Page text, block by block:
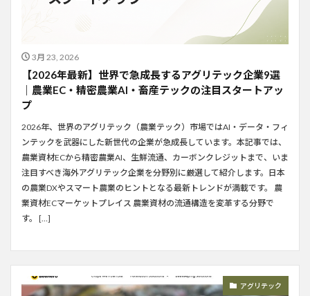
3月 23, 2026
【2026年最新】世界で急成長するアグリテック企業9選
｜農業EC・精密農業AI・畜産テックの注目スタートアッ
プ
2026年、世界のアグリテック（農業テック）市場ではAI・データ・フィ
ンテックを武器にした新世代の企業が急成長しています。本記事では、
農業資材ECから精密農業AI、生鮮流通、カーボンクレジットまで、いま
注目すべき海外アグリテック企業を分野別に厳選して紹介します。日本
の農業DXやスマート農業のヒントとなる最新トレンドが満載です。 農
業資材ECマーケットプレイス 農業資材の流通構造を変革する分野で
す。 […]
アグリテック